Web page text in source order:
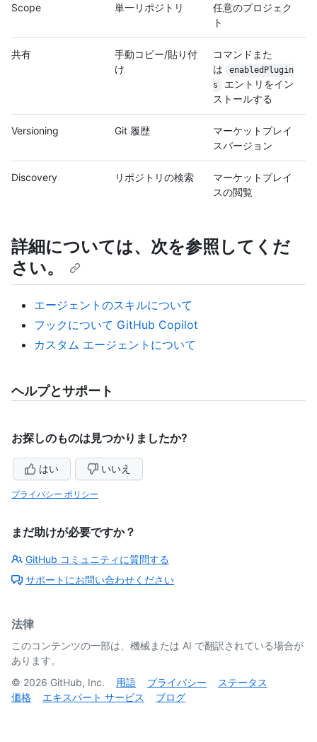
Scope 単一リポジトリ
任意のプロジェク
ト
共有
手動コピー/貼り付
け
コマンドまた
は
enabledPlugin
s
エントリをイン
ストールする
Versioning Git 履歴
マーケットプレイ
スバージョン
Discovery リポジトリの検索
マーケットプレイ
スの閲覧
詳細については、次を参照してくだ
さい。
エージェントのスキルについて
フックについて GitHub Copilot
カスタム エージェントについて
ヘルプとサポート
お探しのものは見つかりましたか?
はい いいえ
プライバシー ポリシー
まだ助けが必要ですか？
GitHub コミュニティに質問する
サポートにお問い合わせください
法律
このコンテンツの一部は、機械または AI で翻訳されている場合が
あります。
© 2026 GitHub, Inc. 用語 プライバシー
ステータス
価格
エキスパート サービス ブログ